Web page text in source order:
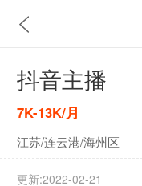
抖音主播
7K-13K/月
江苏/连云港/海州区
更新:2022-02-21